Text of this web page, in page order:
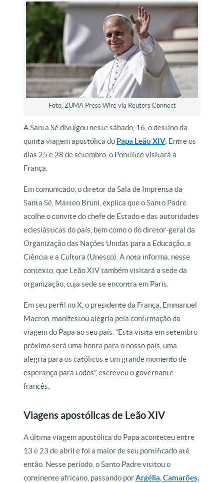
Foto: ZUMA Press Wire via Reuters Connect
A Santa Sé divulgou neste sábado, 16, o destino da
quinta viagem apostólica do Papa Leão XIV . Entre os
dias 25 e 28 de setembro, o Pontífice visitará a
França.
Em comunicado, o diretor da Sala de Imprensa da
Santa Sé, Matteo Bruni, explica que o Santo Padre
acolhe o convite do chefe de Estado e das autoridades
eclesiásticas do país, bem como o do diretor-geral da
Organização das Nações Unidas para a Educação, a
Ciência e a Cultura (Unesco). A nota informa, nesse
contexto, que Leão XIV também visitará a sede da
organização, cuja sede se encontra em Paris.
Em seu perfil no X, o presidente da França, Emmanuel
Macron, manifestou alegria pela confirmação da
viagem do Papa ao seu país. “Esta visita em setembro
próximo será uma honra para o nosso país, uma
alegria para os católicos e um grande momento de
esperança para todos”, escreveu o governante
francês.
Viagens apostólicas de Leão XIV
A última viagem apostólica do Papa aconteceu entre
13 e 23 de abril e foi a maior de seu pontificado até
então. Nesse período, o Santo Padre visitou o
continente africano, passando porArgélia, Camarões,